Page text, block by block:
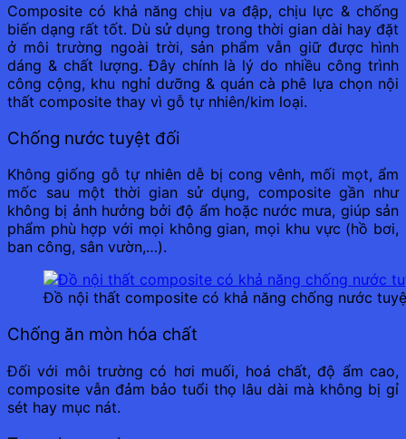
Composite có khả năng chịu va đập, chịu lực & chống
biến dạng rất tốt. Dù sử dụng trong thời gian dài hay đặt
ở môi trường ngoài trời, sản phẩm vẫn giữ được hình
dáng & chất lượng. Đây chính là lý do nhiều công trình
công cộng, khu nghỉ dưỡng & quán cà phê lựa chọn nội
thất composite thay vì gỗ tự nhiên/kim loại.
Chống nước tuyệt đối
Không giống gỗ tự nhiên dễ bị cong vênh, mối mọt, ẩm
mốc sau một thời gian sử dụng, composite gần như
không bị ảnh hưởng bởi độ ẩm hoặc nước mưa, giúp sản
phẩm phù hợp với mọi không gian, mọi khu vực (hồ bơi,
ban công, sân vườn,…).
Đồ nội thất composite có khả năng chống nước
Chống ăn mòn hóa chất
Đối với môi trường có hơi muối, hoá chất, độ ẩm cao,
composite vẫn đảm bảo tuổi thọ lâu dài mà không bị gỉ
sét hay mục nát.